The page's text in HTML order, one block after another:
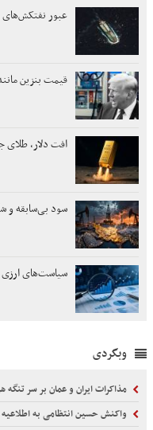
عبور نفتکش‌های
قیمت بنزین
افت دلار، طلای جهانی
سود بی‌سابقه و
سیاست‌های
وبگردی
مذاکرات ایران و عمان بر سر
واکنش حسین انتظامی به